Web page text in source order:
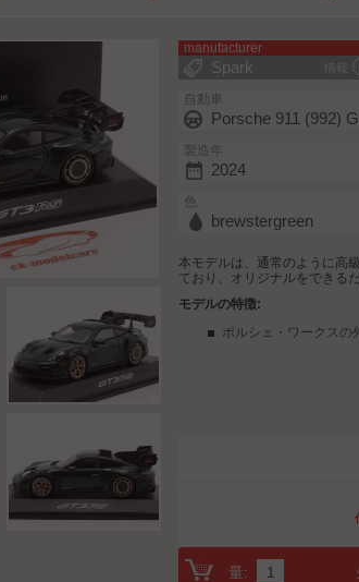
manufacturer
Spark
自動車
Porsche 911 (992)
製造年
2024
色
brewstergreen
本モデルは、通常のように高
ており、オリジナルをできる
モデルの特徴:
ポルシェ・ワークスの
量: